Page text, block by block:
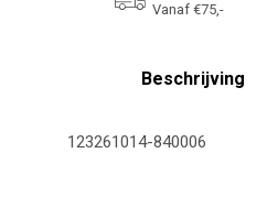
Vanaf €75,-
Beschrijving
123261014-840006